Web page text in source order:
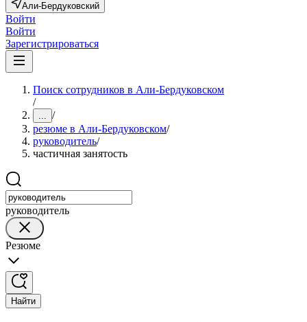
Али-Бердуковский
Войти
Войти
Зарегистрироваться
Поиск сотрудников в Али-Бердуковском
/
... /
резюме в Али-Бердуковском/
руководитель/
частичная занятость
руководитель
Резюме
Найти